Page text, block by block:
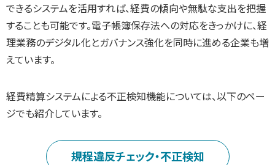
できるシステムを活用すれば、経費の傾向や無駄な支出を把握
することも可能です。電子帳簿保存法への対応をきっかけに、経
理業務のデジタル化とガバナンス強化を同時に進める企業も増
えています。
経費精算システムによる不正検知機能については、以下のペー
ジでも紹介しています。
規程違反チェック・不正検知